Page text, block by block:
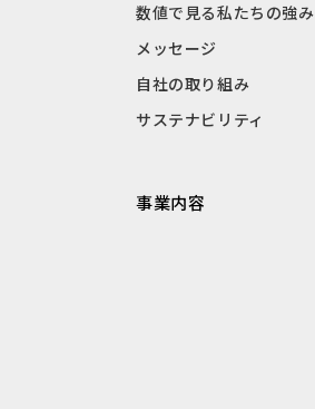
数値で見る私たちの強み
メッセージ
自社の取り組み
サステナビリティ
事業内容